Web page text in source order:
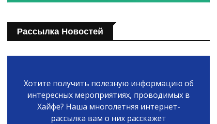
Рассылка Новостей
Хотите получить полезную информацию об
интересных мероприятиях, проводимых в
Хайфе? Наша многолетняя интернет-
рассылка вам о них расскажет